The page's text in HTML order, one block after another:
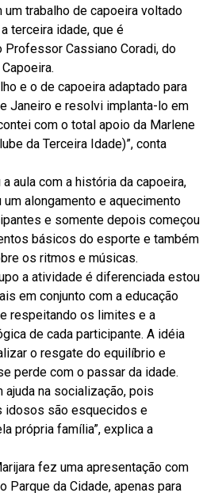
um trabalho de capoeira voltado
terceira idade, que é
Cassiano Coradi, do
e o de capoeira adaptado para
Janeiro e resolvi implanta-lo em
com o total apoio da Marlene
da Terceira Idade)”, conta
aula com a história da capoeira,
alongamento e aquecimento
e somente depois começou
básicos do esporte e também
os ritmos e músicas.
a atividade é diferenciada estou
em conjunto com a educação
respeitando os limites e a
de cada participante. A idéia
o resgate do equilíbrio e
perde com o passar da idade.
na socialização, pois
idosos são esquecidos e
própria família”, explica a
fez uma apresentação com
Parque da Cidade, apenas para